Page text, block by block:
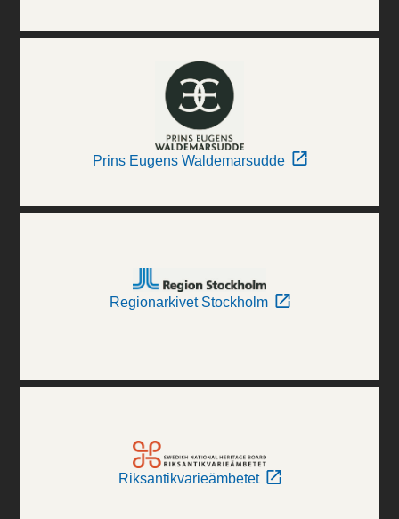
Prins Eugens Waldemarsudde
Regionarkivet Stockholm
Riksantikvarieämbetet